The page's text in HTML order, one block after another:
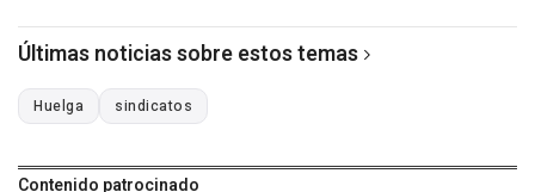
Últimas noticias sobre estos temas
Huelga sindicatos
Contenido patrocinado